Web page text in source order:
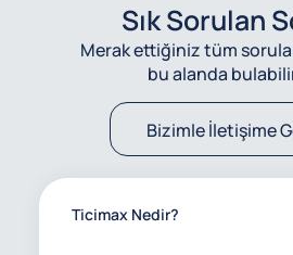
Sık Sorulan
Merak ettiğiniz tüm
bu alanda
Bizimle İletişime
Ticimax Nedir?